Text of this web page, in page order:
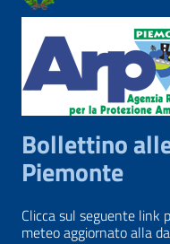
Bollettino
Piemonte
Clicca sul seguente
meteo aggiornato alla